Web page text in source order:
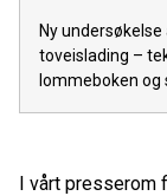
Ny
toveislading –
lommeboken
I vårt presserom